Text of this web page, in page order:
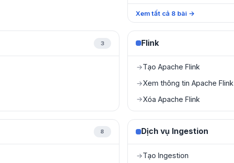
Xem tất cả 8 bài →
3 Flink
→Tạo Apache Flink
→Xem thông tin Apache Flink
→Xóa Apache Flink
8 Dịch vụ Ingestion
→Tạo Ingestion